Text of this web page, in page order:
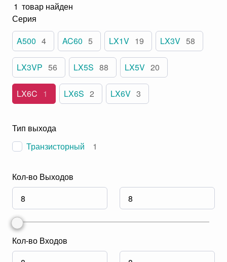
1 товар найден
Серия
A500 4 AC60 5 LX1V 19 LX3V 58
LX3VP 56 LX5S 88 LX5V 20
LX6C 1 LX6S 2 LX6V 3
Тип выхода
Транзисторный
1
Кол-во Выходов
Кол-во Входов